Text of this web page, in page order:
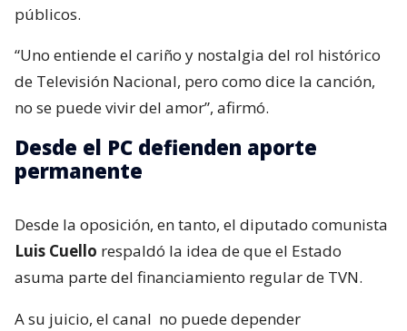
públicos.
“Uno entiende el cariño y nostalgia del rol histórico
de Televisión Nacional, pero como dice la canción,
no se puede vivir del amor”, afirmó.
Desde el PC defienden aporte
permanente
Desde la oposición, en tanto, el diputado comunista
Luis Cuello respaldó la idea de que el Estado
asuma parte del financiamiento regular de TVN.
A su juicio, el canal no puede depender